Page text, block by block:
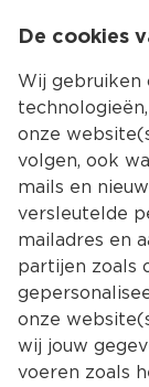
De cookies
Wij gebruiken
onze
volgen, ook
mails en
versleutelde
mailadres en
partijen zoals
onze
wij jouw
voeren zoals